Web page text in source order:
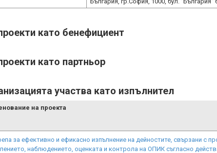
като бенефициент
като партньор
участва като изпълнител
на проекта
за ефективно и ефикасно изпълнение на дейностите, свързани с
наблюдението, оценката и контрола на ОПИК съгласно